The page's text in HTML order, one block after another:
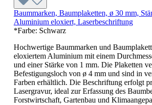
Baummarken, Baumplaketten, ø 30 mm,
Aluminium eloxiert, Laserbeschriftung
*Farbe: Schwarz
Hochwertige Baummarken und
eloxiertem Aluminium mit einem
und einer Stärke von 1 mm. Die Plaketten
Befestigungsloch von ø 4 mm und sind in
Farben erhältlich. Die Beschriftung erfolgt
Lasergravur, ideal zur Erfassung des
Forstwirtschaft, Gartenbau und